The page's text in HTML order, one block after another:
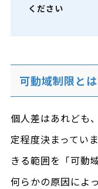
ください
可動域制限とは
個人差はあれども
定程度決まってい
きる範囲を「可動
何らかの原因によ